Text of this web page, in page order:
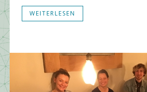
WEITERLESEN